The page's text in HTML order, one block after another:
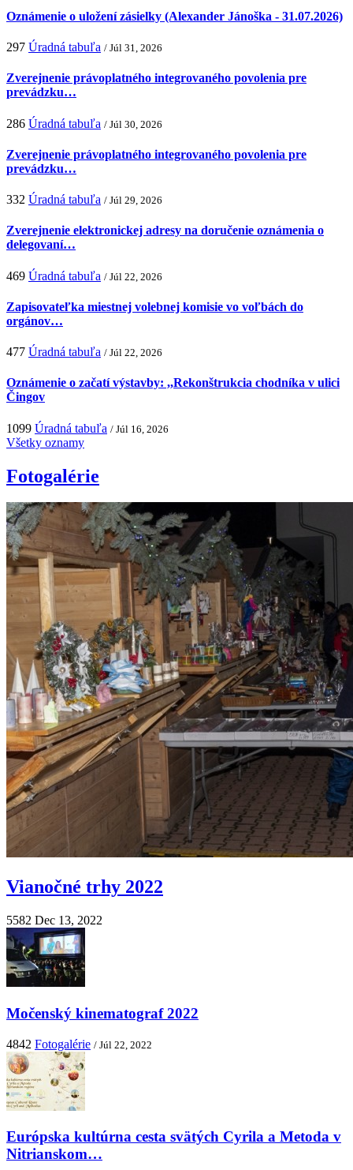
Oznámenie o uložení zásielky (Alexander Jánoška - 31.07.2026)
297 Úradná tabuľa / Júl 31, 2026
Zverejnenie právoplatného integrovaného povolenia pre
prevádzku…
286 Úradná tabuľa / Júl 30, 2026
Zverejnenie právoplatného integrovaného povolenia pre
prevádzku…
332 Úradná tabuľa / Júl 29, 2026
Zverejnenie elektronickej adresy na doručenie oznámenia o
delegovaní…
469 Úradná tabuľa / Júl 22, 2026
Zapisovateľka miestnej volebnej komisie vo voľbách do
orgánov…
477 Úradná tabuľa / Júl 22, 2026
Oznámenie o začatí výstavby: ,,Rekonštrukcia chodníka v ulici
Čingov
1099 Úradná tabuľa / Júl 16, 2026
Všetky oznamy
Fotogalérie
Vianočné trhy 2022
5582 Dec 13, 2022
Močenský kinematograf 2022
4842 Fotogalérie / Júl 22, 2022
Európska kultúrna cesta svätých Cyrila a Metoda v
Nitrianskom…